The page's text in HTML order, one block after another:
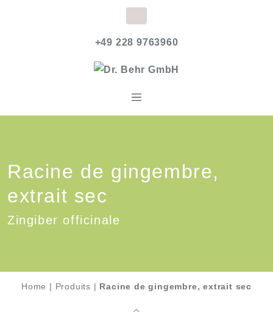
+49 228 9763960
Racine de gingembre,
extrait sec
Zingiber officinale
Home | Produits | Racine de gingembre, extrait sec